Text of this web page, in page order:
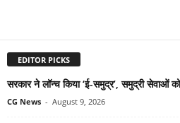
EDITOR PICKS
सरकार ने लॉन्च किया ‘ई-समुद्र’, समुद्री सेवाओं
CG News - August 9, 2026